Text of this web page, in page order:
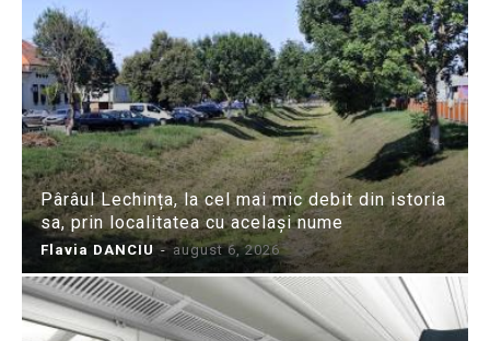
Pârâul Lechința, la cel mai mic debit din istoria
sa, prin localitatea cu același nume
Flavia DANCIU - august 6, 2026